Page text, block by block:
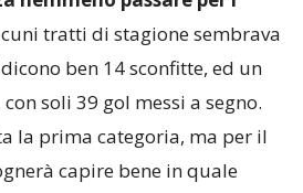
nemmeno passare per i
tratti di stagione sembrava
ben 14 sconfitte, ed un